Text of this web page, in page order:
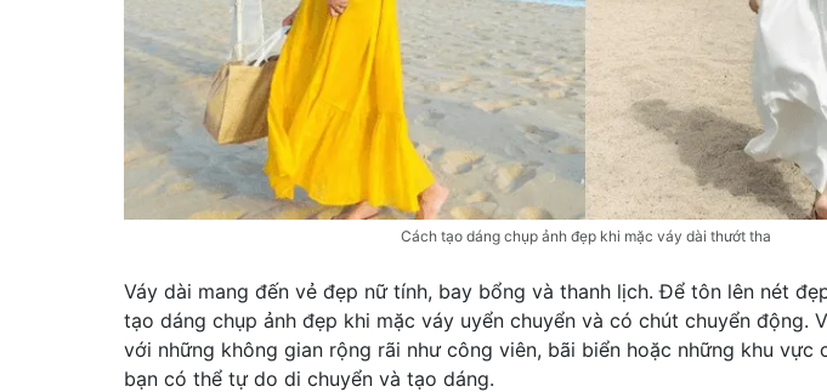
Cách tạo dáng chụp ảnh đẹp khi mặc váy dài thướt tha
Váy dài mang đến vẻ đẹp nữ tính, bay bổng và thanh lịch. Để tôn lên nét
tạo dáng chụp ảnh đẹp khi mặc váy uyển chuyển và có chút chuyển động.
với những không gian rộng rãi như công viên, bãi biển hoặc những khu vực
bạn có thể tự do di chuyển và tạo dáng.